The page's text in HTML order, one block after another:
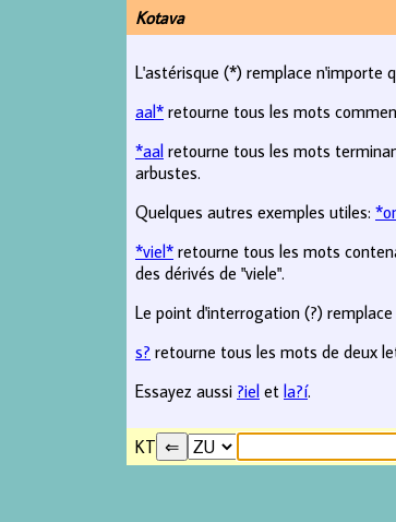
Kotava
L'astérisque (*) remplace n'importe
aal* retourne tous les mots
*aal retourne tous les mots
arbustes.
Quelques autres exemples utiles:
*viel* retourne tous les mots
des dérivés de "viele".
Le point d'interrogation (?)
s? retourne tous les mots de deux
Essayez aussi ?iel et la?í.
KT